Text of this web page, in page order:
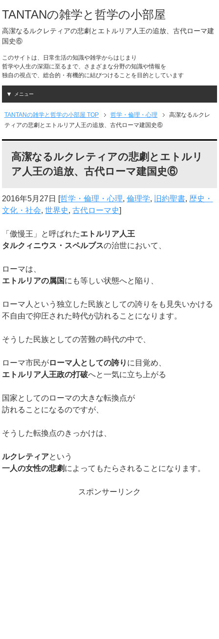
TANTANの雑学と哲学の小部屋
高潔なるルクレティアの悲劇とエトルリア人王の追放、古代ローマ建
国史⑥
このサイトは、日常生活の知識や雑学からはじまり
哲学や人生の深淵に至るまで、さまざまな分野の知識や情報を
独自の視点で、総合的・有機的に結びつけることを目的としています
メニュー
TANTANの雑学と哲学の小部屋 TOP 哲学・倫理・心理
高潔なるルクレ
ティアの悲劇とエトルリア人王の追放、古代ローマ建国史⑥
高潔なるルクレティアの悲劇とエトルリ
ア人王の追放、古代ローマ建国史⑥
2016年5月27日 [哲学・倫理・心理,倫理学, 旧約聖書, 歴史・
文化・社会,世界史,古代ローマ史]
「傲慢王」と呼ばれたエトルリア人王
タルクィニウス・スペルブスの治世において、
ローマは、
エトルリアの属国にも等しい状態へと陥り、
ローマ人という独立した民族としての誇りをも見失いかける
不自由で抑圧された時代が訪れることになります。
そうした民族としての苦難の時代の中で、
ローマ市民がローマ人としての誇り に目覚め、
エトルリア人王政の打破へと一気に立ち上がる
国家としてのローマの大きな転換点が
訪れることになるのですが、
そうした転換点のきっかけは、
ルクレティアという
一人の女性の悲劇 によってもたらされることになります。
スポンサーリンク